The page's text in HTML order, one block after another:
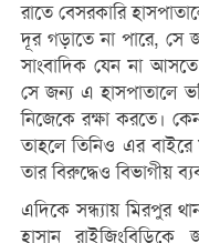
রাতে বেসরকারি
দূর গড়াতে না পারে, সে
সাংবাদিক যেন না
সে জন্য এ হাসপাতালে
নিজেকে রক্ষা করতে।
তাহলে তিনিও এর
তার বিরুদ্ধেও বিভাগীয়
এদিকে সন্ধ্যায় মিরপুর
হাসান